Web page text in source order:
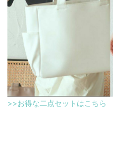
>>お得な二点セットはこちら